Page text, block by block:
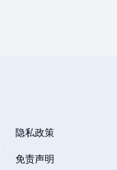
隐私政策
免责声明